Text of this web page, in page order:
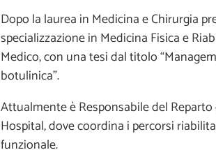
Dopo la laurea in Medicina e Chirurgia
specializzazione in Medicina Fisica e
Medico, con una tesi dal titolo
botulinica”.
Attualmente è Responsabile del
Hospital, dove coordina i percorsi
funzionale.